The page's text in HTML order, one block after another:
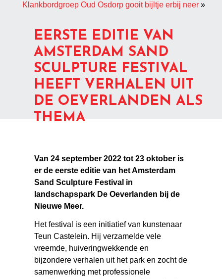
Klankbordgroep Oud Osdorp gooit bijltje erbij neer»
EERSTE EDITIE VAN
AMSTERDAM SAND
SCULPTURE FESTIVAL
HEEFT VERHALEN UIT
DE OEVERLANDEN ALS
THEMA
Van 24 september 2022 tot 23 oktober is
er de eerste editie van het Amsterdam
Sand Sculpture Festival in
landschapspark De Oeverlanden bij de
Nieuwe Meer.
Het festival is een initiatief van kunstenaar
Teun Castelein. Hij verzamelde vele
vreemde, huiveringwekkende en
bijzondere verhalen uit het park en zocht de
samenwerking met professionele